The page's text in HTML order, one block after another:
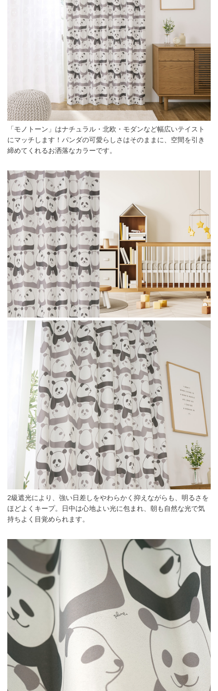
「モノトーン」はナチュラル・北欧・モダンなど幅広いテイスト
にマッチします！パンダの可愛らしさはそのままに、空間を引き
締めてくれるお洒落なカラーです。
2級遮光により、強い日差しをやわらかく抑えながらも、明るさを
ほどよくキープ。日中は心地よい光に包まれ、朝も自然な光で気
持ちよく目覚められます。